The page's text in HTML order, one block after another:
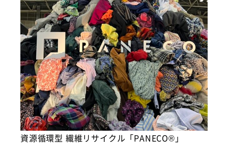
資源循環型 繊維リサイクル「PANECO®」